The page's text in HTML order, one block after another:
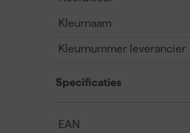
Kleurnaam
Kleurnummer leverancier
Specificaties
EAN